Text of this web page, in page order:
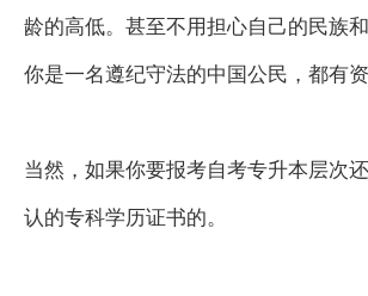
龄的高低。甚至不用担心自己的民族
你是一名遵纪守法的中国公民，都有资
当然，如果你要报考自考专升本层次
认的专科学历证书的。